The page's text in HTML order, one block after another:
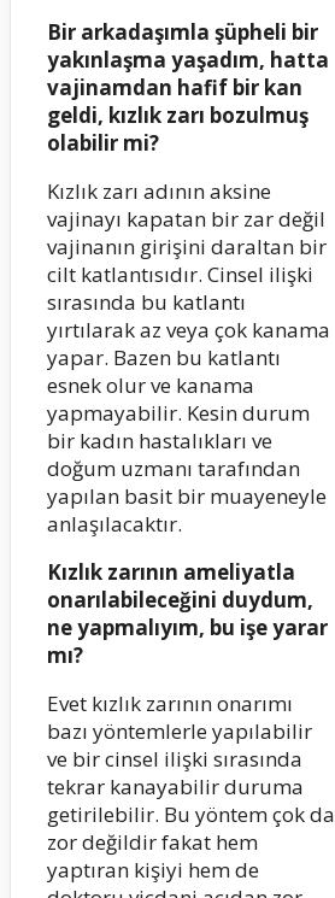
Bir arkadaşımla şüpheli bir
yakınlaşma yaşadım, hatta
vajinamdan hafif bir kan
geldi, kızlık zarı bozulmuş
olabilir mi?
Kızlık zarı adının aksine
vajinayı kapatan bir zar değil
vajinanın girişini daraltan bir
cilt katlantısıdır. Cinsel ilişki
sırasında bu katlantı
yırtılarak az veya çok kanama
yapar. Bazen bu katlantı
esnek olur ve kanama
yapmayabilir. Kesin durum
bir kadın hastalıkları ve
doğum uzmanı tarafından
yapılan basit bir muayeneyle
anlaşılacaktır.
Kızlık zarının ameliyatla
onarılabileceğini duydum,
ne yapmalıyım, bu işe yarar
mı?
Evet kızlık zarının onarımı
bazı yöntemlerle yapılabilir
ve bir cinsel ilişki sırasında
tekrar kanayabilir duruma
getirilebilir. Bu yöntem çok da
zor değildir fakat hem
yaptıran kişiyi hem de